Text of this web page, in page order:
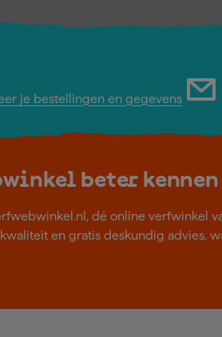
je bestellingen en gegevens
beter kennen
dé online verfwinkel
en gratis deskundig advies,